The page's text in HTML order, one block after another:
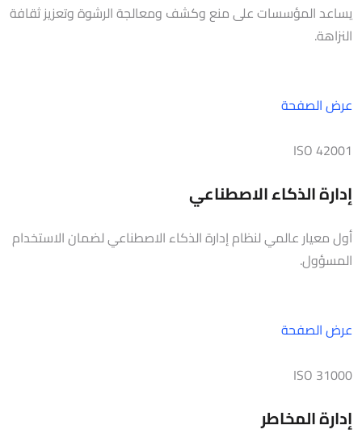
يساعد المؤسسات على منع وكشف ومعالجة الرشوة وتعزيز ثقافة
النزاهة.
عرض الصفحة
ISO 42001
إدارة الذكاء الاصطناعي
أول معيار عالمي لنظام إدارة الذكاء الاصطناعي لضمان الاستخدام
المسؤول.
عرض الصفحة
ISO 31000
إدارة المخاطر